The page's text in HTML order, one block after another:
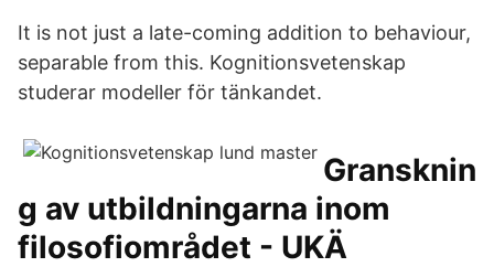
It is not just a late-coming addition to behaviour,
separable from this. Kognitionsvetenskap
studerar modeller för tänkandet.
Gransknin
g av utbildningarna inom
filosofiområdet - UKÄ